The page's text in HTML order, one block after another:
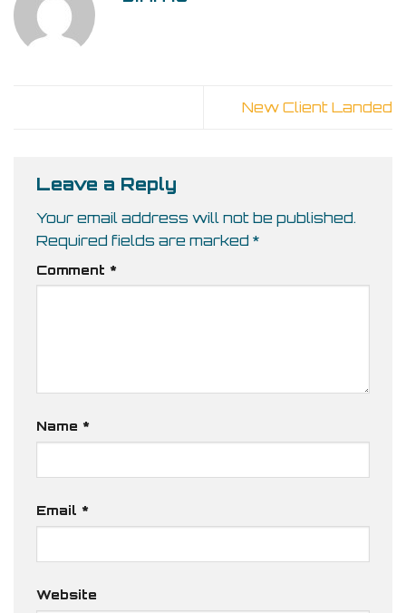
New Client Landed
Leave a Reply
Your email address will not be published.
Required fields are marked *
Comment *
Name *
Email *
Website